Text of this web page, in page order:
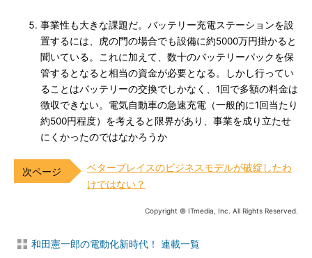
事業性も大きな課題だ。バッテリー充電ステーションを設
置するには、虎の門の場合でも設備に約5000万円掛かると
聞いている。これに加えて、数十のバッテリーパックを保
管するとなると相当の資金が必要となる。しかし行ってい
ることはバッテリーの交換でしかなく、1回で多額の料金は
徴収できない。電気自動車の急速充電（一般的に1回当たり
約500円程度）を考えると限界があり、事業を成り立たせ
にくかったのではなかろうか
ベタープレイスのビジネスモデルが破綻したわ
けではない？
Copyright © ITmedia, Inc. All Rights Reserved.
和田憲一郎の電動化新時代！ 連載一覧